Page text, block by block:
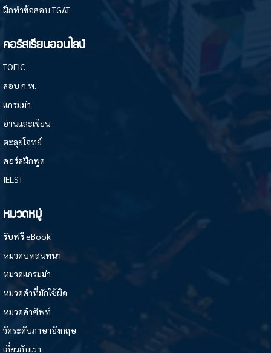
ฝึกทำข้อสอบ TGAT
คอร์สเรียนออนไลน์
TOEIC
สอบ ก.พ.
แกรมม่า
อ่านและเขียน
ตะลุยโจทย์
คอร์สฝึกพูด
IELST
หมวดหมู่
รับฟรี eBook
หมวดบทสนทนา
หมวดแกรมม่า
หมวดคำที่มักใช้ผิด
หมวดคำศัพท์
วัดระดับภาษาอังกฤษ
เกี่ยวกับเรา